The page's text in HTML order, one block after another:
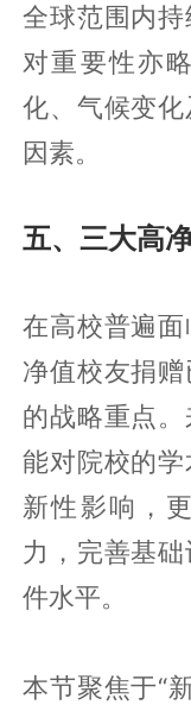
全球范围内
对重要性亦
化、气候变
因素。
五、三大高
在高校普遍
净值校友捐
的战略重点
能对院校的
新性影响，
力，完善基
件水平。
本节聚焦于“